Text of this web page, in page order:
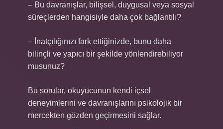
– Bu davranışlar, bilişsel, duygusal veya sosyal
süreçlerden hangisiyle daha çok bağlantılı?
– İnatçılığınızı fark ettiğinizde, bunu daha
bilinçli ve yapıcı bir şekilde yönlendirebiliyor
musunuz?
Bu sorular, okuyucunun kendi içsel
deneyimlerini ve davranışlarını psikolojik bir
mercekten gözden geçirmesini sağlar.